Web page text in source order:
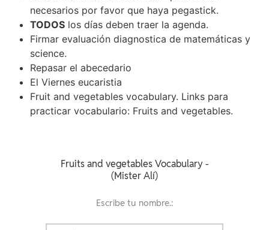
necesarios por favor que haya pegastick.
TODOS los días deben traer la agenda.
Firmar evaluación diagnostica de matemáticas y
science.
Repasar el abecedario
El Viernes eucaristia
Fruit and vegetables vocabulary. Links para
practicar vocabulario: Fruits and vegetables.